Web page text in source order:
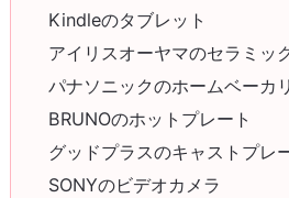
Kindleのタブレット
アイリスオーヤマのセラミッ
パナソニックのホームベーカ
BRUNOのホットプレート
グッドプラスのキャストプレ
SONYのビデオカメラ